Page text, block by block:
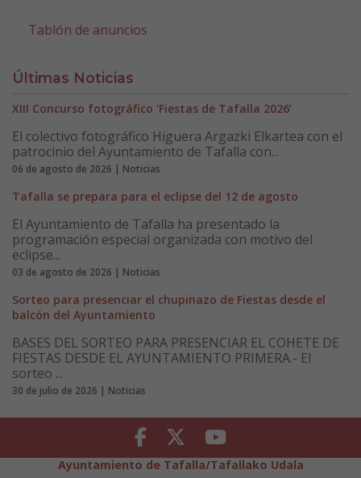
Tablón de anuncios
Últimas Noticias
XIII Concurso fotográfico ‘Fiestas de Tafalla 2026’
El colectivo fotográfico Higuera Argazki Elkartea con el
patrocinio del Ayuntamiento de Tafalla con...
06 de agosto de 2026 | Noticias
Tafalla se prepara para el eclipse del 12 de agosto
El Ayuntamiento de Tafalla ha presentado la
programación especial organizada con motivo del
eclipse...
03 de agosto de 2026 | Noticias
Sorteo para presenciar el chupinazo de Fiestas desde el
balcón del Ayuntamiento
BASES DEL SORTEO PARA PRESENCIAR EL COHETE DE
FIESTAS DESDE EL AYUNTAMIENTO PRIMERA.- El
sorteo ...
30 de julio de 2026 | Noticias
Facebook Twitter Youtube
Ayuntamiento de Tafalla/Tafallako Udala